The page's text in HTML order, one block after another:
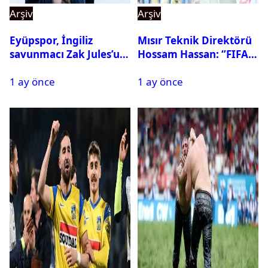
Arşiv
Eyüpspor, İngiliz
savunmacı Zak Jules’u
1 ay önce
Arşiv
Mısır Teknik Direktörü
Hossam Hassan: ‘’FIFA,
istemiyor’’
1 ay önce